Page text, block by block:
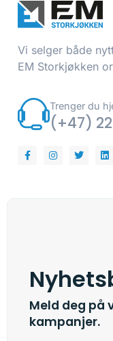
Vi selger både
EM Storkjøkken
Trenger du
(+47) 22
Meld deg på
kampanjer.